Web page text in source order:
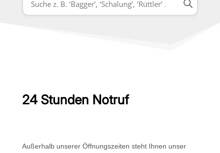
24 Stunden Notruf
Außerhalb unserer Öffnungszeiten steht Ihnen unser